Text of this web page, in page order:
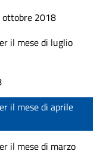
ottobre 2018
il mese di luglio
il mese di aprile
il mese di marzo